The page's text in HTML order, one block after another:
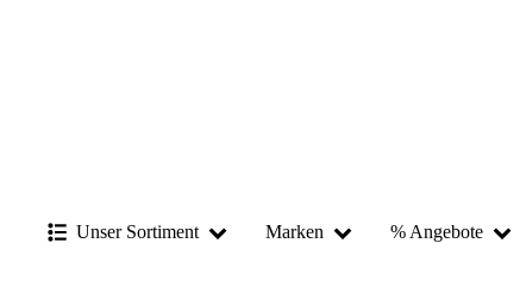
Unser Sortiment Marken % Angebote